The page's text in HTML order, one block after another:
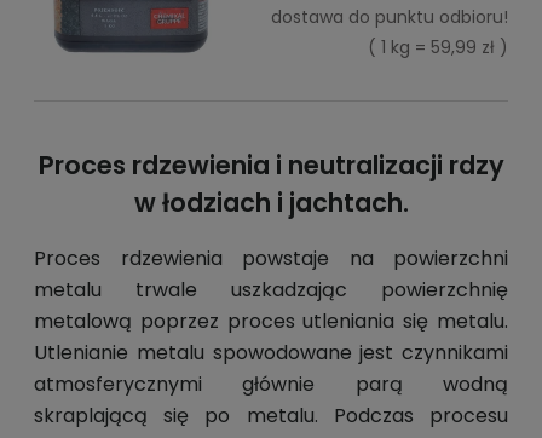
dostawa do punktu odbioru!
( 1 kg = 59,99 zł )
Proces rdzewienia i neutralizacji rdzy
w łodziach i jachtach.
Proces rdzewienia powstaje na powierzchni
metalu trwale uszkadzając powierzchnię
metalową poprzez proces utleniania się metalu.
Utlenianie metalu spowodowane jest czynnikami
atmosferycznymi głównie parą wodną
skraplającą się po metalu. Podczas procesu